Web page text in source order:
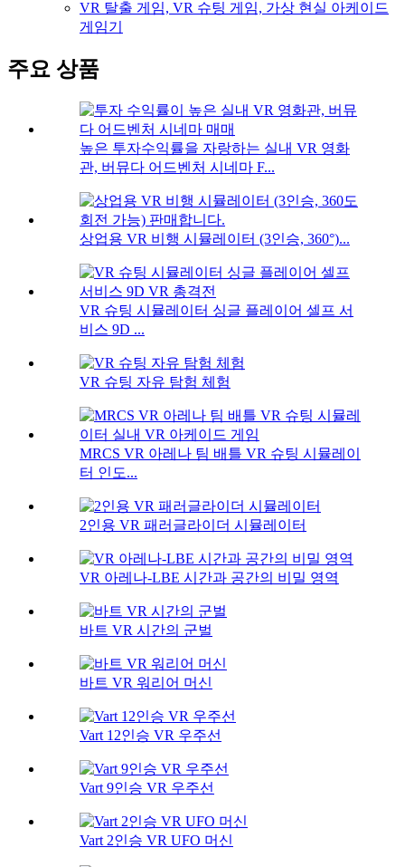
VR 탈출 게임, VR 슈팅 게임, 가상 현실 아케이드
게임기
주요 상품
높은 투자수익률을 자랑하는 실내 VR 영화
관, 버뮤다 어드벤처 시네마 F...
상업용 VR 비행 시뮬레이터 (3인승, 360°)...
VR 슈팅 시뮬레이터 싱글 플레이어 셀프 서
비스 9D ...
VR 슈팅 자유 탐험 체험
MRCS VR 아레나 팀 배틀 VR 슈팅 시뮬레이
터 인도...
2인용 VR 패러글라이더 시뮬레이터
VR 아레나-LBE 시간과 공간의 비밀 영역
바트 VR 시간의 군벌
바트 VR 워리어 머신
Vart 12인승 VR 우주선
Vart 9인승 VR 우주선
Vart 2인승 VR UFO 머신